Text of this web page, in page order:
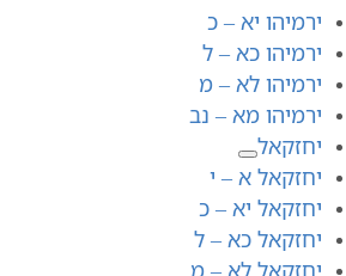
ירמיהו יא – כ
ירמיהו כא – ל
ירמיהו לא – מ
ירמיהו מא – נב
יחזקאל
יחזקאל א – י
יחזקאל יא – כ
יחזקאל כא – ל
יחזקאל לא – מ